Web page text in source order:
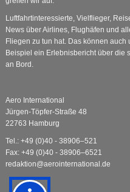
Luftfahrtinteressierte, Vielflieger,
News über Airlines, Flughäfen und
Fliegen zu tun hat. Das können
Beispiel ein Erlebnisbericht über die
an Bord.
Aero International
Jürgen-Töpfer-Straße 48
22763 Hamburg
Tel.: +49 (0)40 - 38906–521
Fax: +49 (0)40 - 38906–6521
redaktion@aerointernational.de